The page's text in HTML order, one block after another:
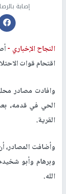
إصابة
النجاح الإخباري -
اقتحام قوات
وافادت مصادر
الحي في قدمه،
القرية.
وأضافت المصادر،
وبرهام وأبو
الله.